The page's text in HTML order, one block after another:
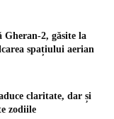
Gheran-2, găsite la
spațiului aerian
claritate, dar și
zodiile